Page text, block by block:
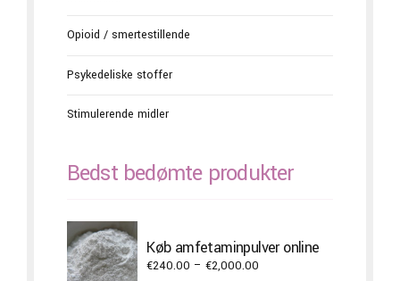
Opioid / smertestillende
Psykedeliske stoffer
Stimulerende midler
Bedst bedømte produkter
Køb amfetaminpulver online
€240.00 – €2,000.00